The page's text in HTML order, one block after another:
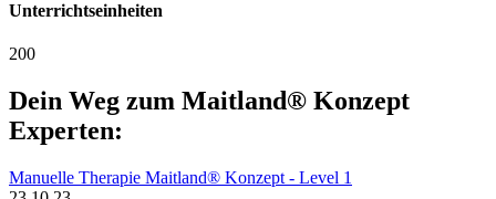
Unterrichtseinheiten
200
Dein Weg zum Maitland® Konzept
Experten:
Manuelle Therapie Maitland® Konzept - Level 1